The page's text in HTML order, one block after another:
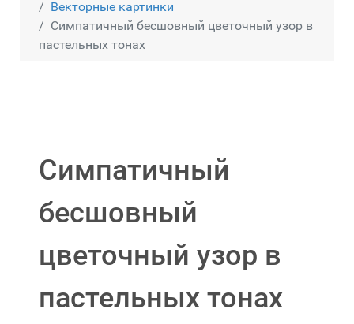
Векторные картинки
Симпатичный бесшовный цветочный узор в
пастельных тонах
Симпатичный
бесшовный
цветочный узор в
пастельных тонах